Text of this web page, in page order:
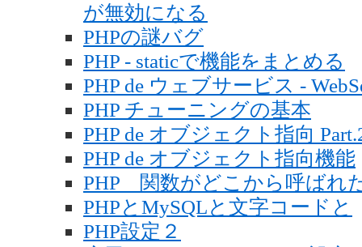
が無効になる
PHPの謎バグ
PHP - staticで機能をまとめる
PHP de ウェブサービス -
PHP チューニングの基本
PHP de オブジェクト指向
PHP de オブジェクト指向機能
PHP 関数がどこから呼ば
PHPとMySQLと文字コードと
PHP設定２